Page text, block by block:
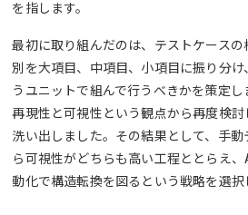
を指します。
最初に取り組んだのは、テストケース
別を大項目、中項目、小項目に振り分
うユニットで組んで行うべきかを策定
再現性と可視性という観点から再度検
洗い出しました。その結果として、手
ら可視性がどちらも高い工程ととらえ
動化で構造転換を図るという戦略を選択